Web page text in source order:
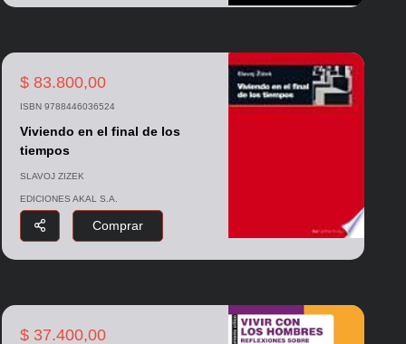
$ 83.800,00
ISBN 9788446036524
Viviendo en el final de los
tiempos
SLAVOJ ZIZEK
EDICIONES AKAL S.A.
Comprar
$ 37.400,00